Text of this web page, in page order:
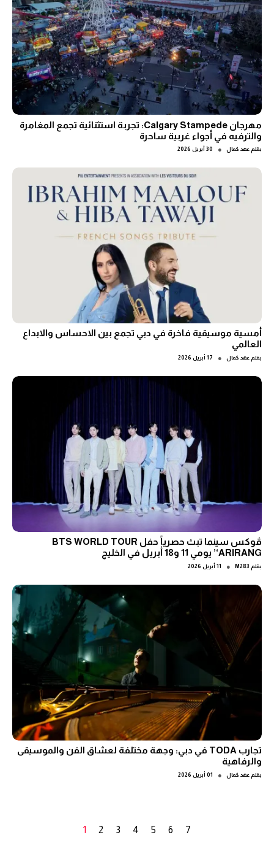
مهرجان Calgary Stampede: تجربة استثنائية تجمع المغامرة
والترفيه في أجواء غربية ساحرة
بقلم عهد كمال ● 30 أبريل 2026
أمسية موسيقية فاخرة في دبي تجمع بين الاحساس والابداع
العالمي
بقلم عهد كمال ● 17 أبريل 2026
ڤوكس سينما تبث حصرياً حفل BTS WORLD TOUR
‘ARIRANG’ يومي 11 و18 أبريل في الخليج
بقلم M283
● 11 أبريل 2026
تجارب TODA في دبي: وجهة مختلفة لعشاق الفن والموسيقى
والرفاهية
بقلم عهد كمال ● 01 أبريل 2026
1 2 3 4 5 6 7